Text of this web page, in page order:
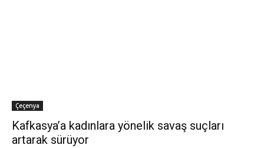
Çeçenya
Kafkasya’a kadınlara yönelik savaş suçları
artarak sürüyor